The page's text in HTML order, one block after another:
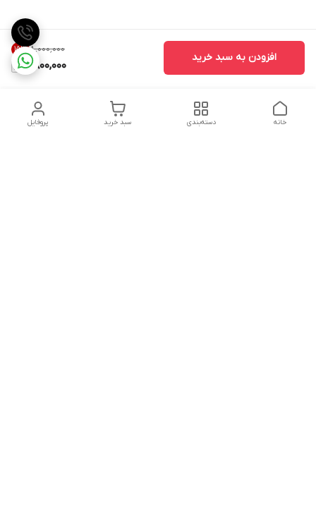
۸٬۰۰۰٬۰۰۰ 15%
6,800,000
افزودن به سبد خرید
پروفایل سبد خرید دسته‌بندی خانه